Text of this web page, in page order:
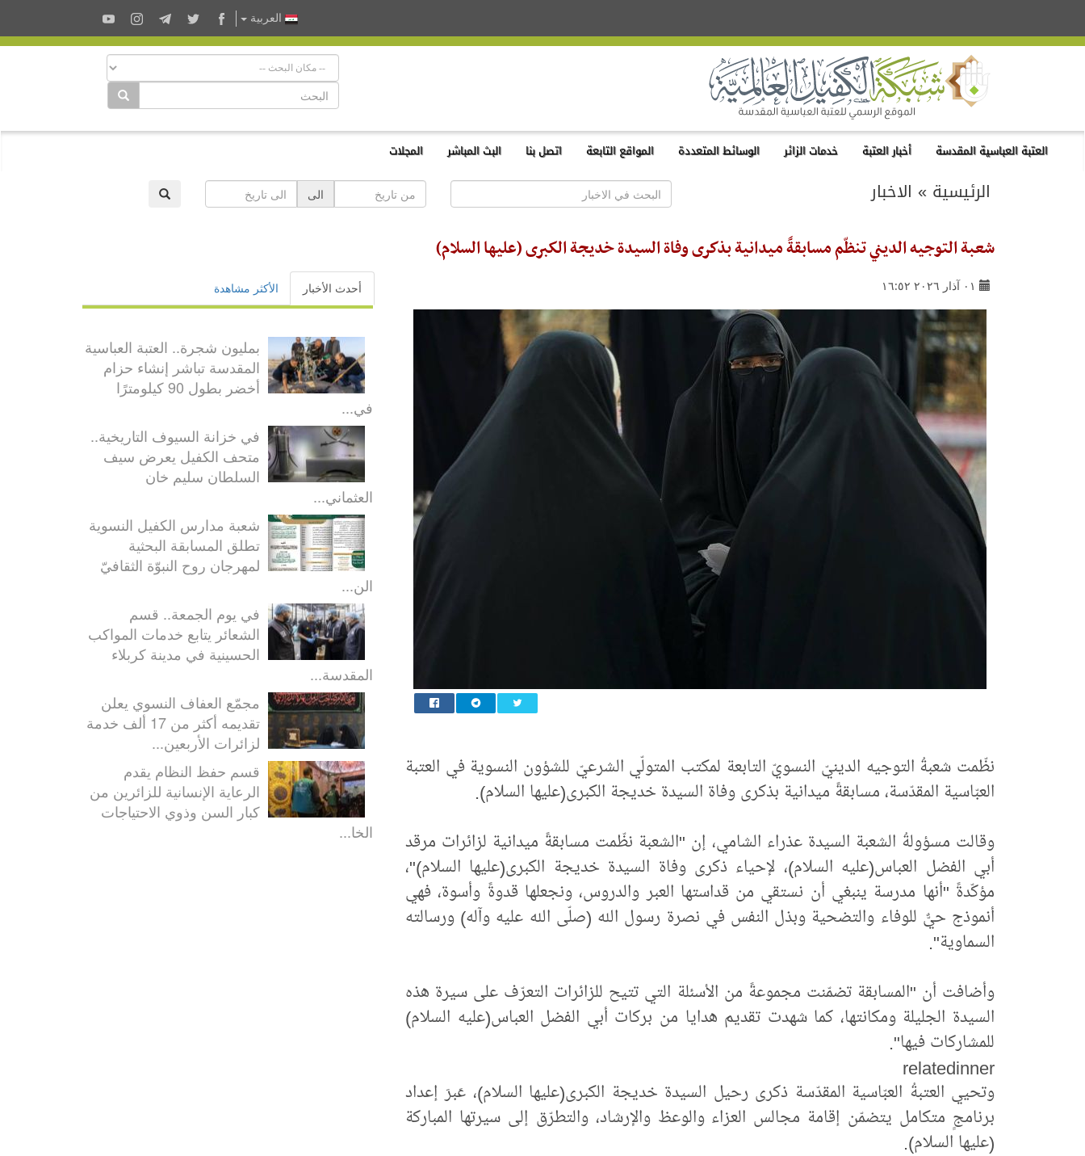
العربية
العتبة العباسية المقدسة أخبار العتبة خدمات الزائر الوسائط المتعددة المواقع التابعة اتصل بنا البث المباشر المجلات
الرئيسية » الاخبار الى
شعبة التوجيه الديني تنظّم مسابقةً ميدانية بذكرى وفاة السيدة خديجة الكبرى (عليها السلام)
٠١ آذار ٢٠٢٦ ١٦:٥٢
نظّمت شعبةُ التوجيه الدينيّ النسويّ التابعة لمكتب المتولّي الشرعيّ للشؤون النسوية في العتبة
العبّاسية المقدّسة، مسابقةً ميدانية بذكرى وفاة السيدة خديجة الكبرى(عليها السلام).
وقالت مسؤولةُ الشعبة السيدة عذراء الشامي، إن "الشعبة نظّمت مسابقةً ميدانية لزائرات مرقد
أبي الفضل العباس(عليه السلام)، لإحياء ذكرى وفاة السيدة خديجة الكبرى(عليها السلام)"،
مؤكّدةً "أنها مدرسة ينبغي أن نستقي من قداستها العبر والدروس، ونجعلها قدوةً وأسوة، فهي
أنموذج حيٌّ للوفاء والتضحية وبذل النفس في نصرة رسول الله (صلّى الله عليه وآله) ورسالته
السماوية".
وأضافت أن "المسابقة تضمّنت مجموعةً من الأسئلة التي تتيح للزائرات التعرّف على سيرة هذه
السيدة الجليلة ومكانتها، كما شهدت تقديم هدايا من بركات أبي الفضل العباس(عليه السلام)
للمشاركات فيها".
relatedinner
وتحيي العتبةُ العبّاسية المقدّسة ذكرى رحيل السيدة خديجة الكبرى(عليها السلام)، عَبرَ إعداد
برنامجٍ متكامل يتضمّن إقامة مجالس العزاء والوعظ والإرشاد، والتطرّق إلى سيرتها المباركة
(عليها السلام).
أحدث الأخبار الأكثر مشاهدة
بمليون شجرة.. العتبة العباسية
المقدسة تباشر إنشاء حزام
أخضر بطول 90 كيلومترًا
في...
في خزانة السيوف التاريخية..
متحف الكفيل يعرض سيف
السلطان سليم خان
العثماني...
شعبة مدارس الكفيل النسوية
تطلق المسابقة البحثية
لمهرجان روح النبوّة الثقافيّ
الن...
في يوم الجمعة.. قسم
الشعائر يتابع خدمات المواكب
الحسينية في مدينة كربلاء
المقدسة...
مجمّع العفاف النسوي يعلن
تقديمه أكثر من 17 ألف خدمة
لزائرات الأربعين...
قسم حفظ النظام يقدم
الرعاية الإنسانية للزائرين من
كبار السن وذوي الاحتياجات
الخا...